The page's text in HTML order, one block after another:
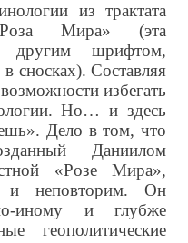
из трактата
Мира» (эта
другим шрифтом,
в сносках). Составляя
избегать
Но… и здесь
Дело в том, что
Даниилом
«Розе Мира»,
и неповторим. Он
иному и глубже
геополитические